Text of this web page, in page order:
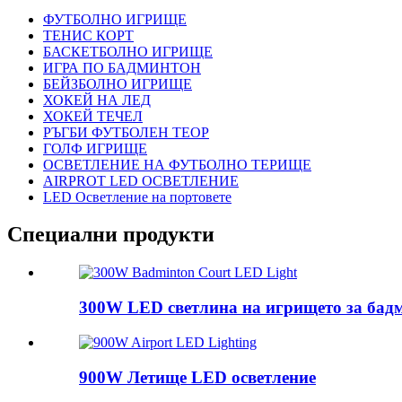
ФУТБОЛНО ИГРИЩЕ
ТЕНИС КОРТ
БАСКЕТБОЛНО ИГРИЩЕ
ИГРА ПО БАДМИНТОН
БЕЙЗБОЛНО ИГРИЩЕ
ХОКЕЙ НА ЛЕД
ХОКЕЙ ТЕЧЕЛ
РЪГБИ ФУТБОЛЕН ТЕОР
ГОЛФ ИГРИЩЕ
ОСВЕТЛЕНИЕ НА ФУТБОЛНО ТЕРИЩЕ
AIRPROT LED ОСВЕТЛЕНИЕ
LED Осветление на портовете
Специални продукти
300W LED светлина на игрището за
900W Летище LED осветление